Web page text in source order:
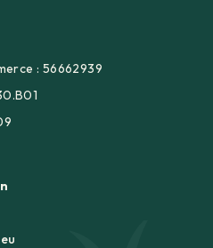
: 56662939